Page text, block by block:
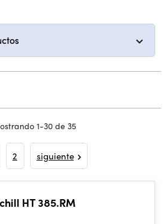
1-30 de 35
2 siguiente
HT 385.RM